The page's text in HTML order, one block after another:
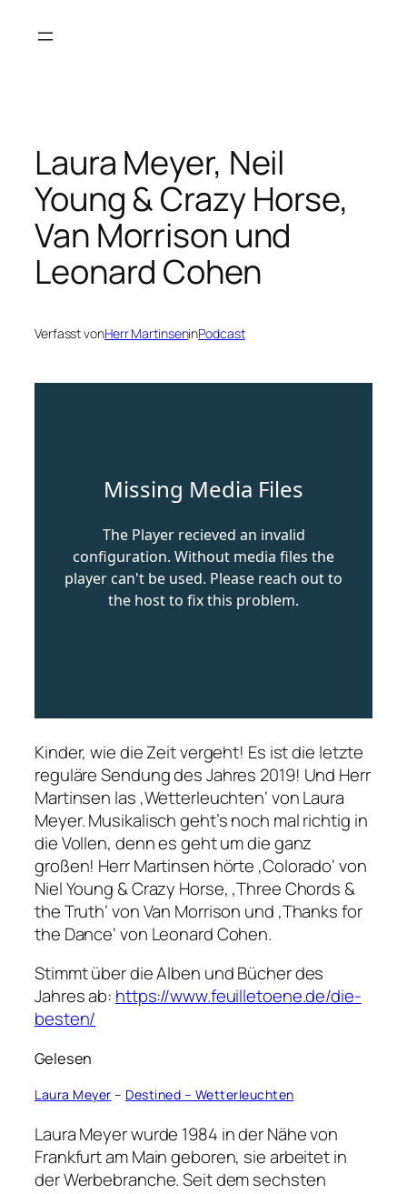
Inhalt
Laura Meyer, Neil
Young & Crazy Horse,
Van Morrison und
Leonard Cohen
Verfasst vonHerr MartinseninPodcast
Kinder, wie die Zeit vergeht! Es ist die letzte
reguläre Sendung des Jahres 2019! Und Herr
Martinsen las ‚Wetterleuchten‘ von Laura
Meyer. Musikalisch geht’s noch mal richtig in
die Vollen, denn es geht um die ganz
großen! Herr Martinsen hörte ‚Colorado‘ von
Niel Young & Crazy Horse, ‚Three Chords &
the Truth‘ von Van Morrison und ‚Thanks for
the Dance‘ von Leonard Cohen.
Stimmt über die Alben und Bücher des
Jahres ab: https://www.feuilletoene.de/die-
besten/
Gelesen
Laura Meyer – Destined – Wetterleuchten
Laura Meyer wurde 1984 in der Nähe von
Frankfurt am Main geboren, sie arbeitet in
der Werbebranche. Seit dem sechsten